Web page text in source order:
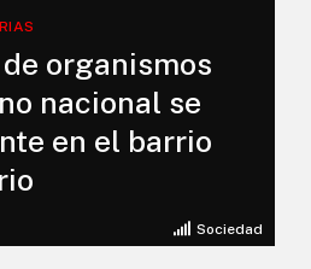
Sociedad
organismos
nacional se
en el barrio